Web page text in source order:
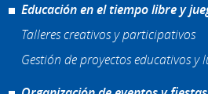
Educación en el tiempo libre y
Talleres creativos y participativos
Gestión de proyectos educativos y